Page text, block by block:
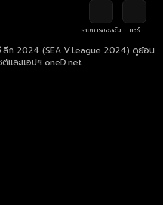
รายการของฉัน
แชร์
.ลีก 2024 (SEA V.League 2024) ดูย้อน
และแอปฯ oneD.net